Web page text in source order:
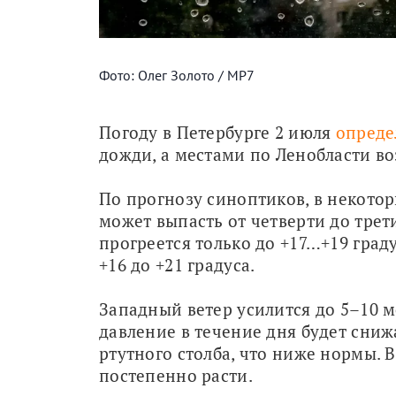
Фото: Олег Золото / МР7
Погоду в Петербурге 2 июля
дожди, а местами по Ленобласти
По прогнозу синоптиков, в
может выпасть от четверти до
прогреется только до +17…+19
+16 до +21 градуса.
Западный ветер усилится до 5–10
давление в течение дня будет
ртутного столба, что ниже нормы.
постепенно расти.